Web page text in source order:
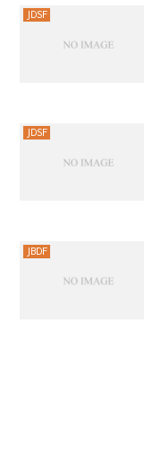
JDSF
JDSF
JBDF